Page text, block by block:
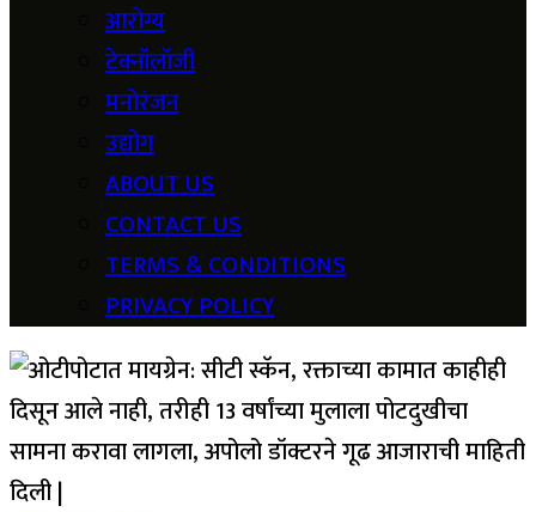
आरोग्य
टेक्नॉलॉजी
मनोरंजन
उद्योग
ABOUT US
CONTACT US
TERMS & CONDITIONS
PRIVACY POLICY